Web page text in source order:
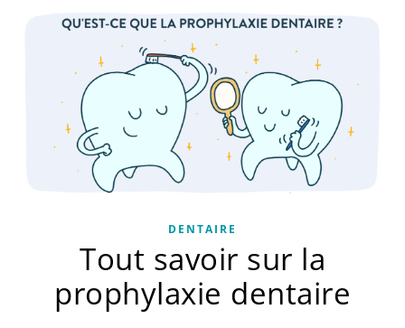
DENTAIRE
Tout savoir sur la
prophylaxie dentaire